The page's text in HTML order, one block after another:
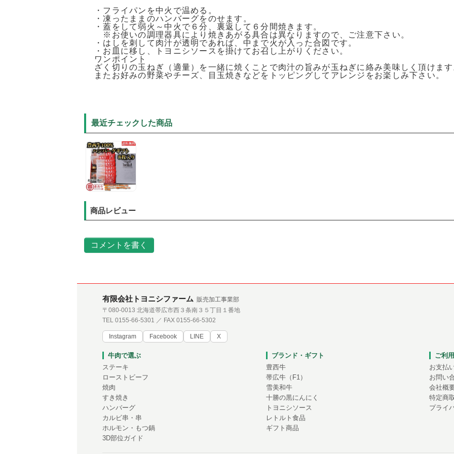
・フライパンを中火で温める。
・凍ったままのハンバーグをのせます。
・蓋をして弱火～中火で６分、裏返して６分間焼きます。
※お使いの調理器具により焼きあがる具合は異なりますので、ご注意下さい。
・はしを刺して肉汁が透明であれば、中まで火が入った合図です。
・お皿に移し、トヨニシソースを掛けてお召し上がりください。
ワンポイント
ざく切りの玉ねぎ（適量）を一緒に焼くことで肉汁の旨みが玉ねぎに絡み美味しく頂けま
またお好みの野菜やチーズ、目玉焼きなどをトッピングしてアレンジをお楽しみ下さい。
最近チェックした商品
商品レビュー
コメントを書く
有限会社トヨニシファーム 販売加工事業部
〒080-0013 北海道帯広市西３条南３５丁目１番地
TEL 0155-66-5301 ／ FAX 0155-66-5302
Instagram Facebook LINE X
牛肉で選ぶ
ステーキ
ローストビーフ
焼肉
すき焼き
ハンバーグ
カルビ串・串
ホルモン・もつ鍋
3D部位ガイド
ブランド・ギフト
豊西牛
帯広牛（F1）
雪美和牛
十勝の黒にんにく
トヨニシソース
レトルト食品
ギフト商品
ご利
お支払
お問い
会社概
特定商
プライ